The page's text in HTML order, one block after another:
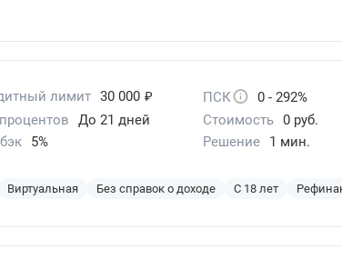
лимит 30 000 ₽ ПСК
0 - 292%
До 21 дней Стоимость 0 руб.
5% Решение 1 мин.
Виртуальная Без справок о доходе С 18 лет